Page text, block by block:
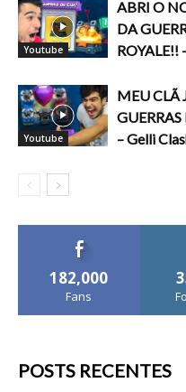
Youtube
ABRI O
DA
ROYALE!!
Youtube
MEU CLÃ
– Gelli
182,000
Fans
POSTS RECENTES